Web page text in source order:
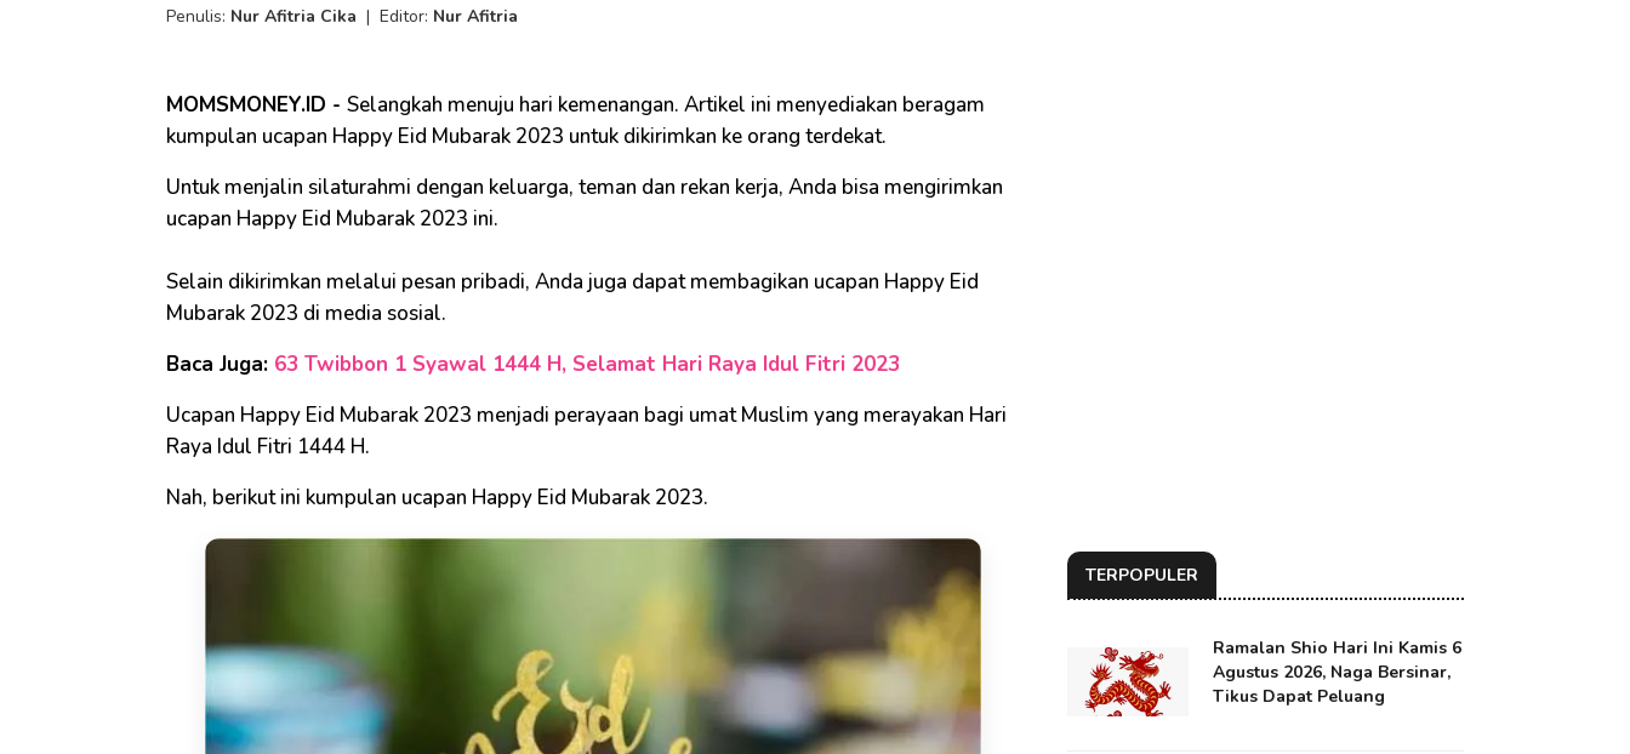
Penulis: Nur Afitria Cika | Editor: Nur Afitria
MOMSMONEY.ID - Selangkah menuju hari kemenangan. Artikel ini menyediakan beragam
kumpulan ucapan Happy Eid Mubarak 2023 untuk dikirimkan ke orang terdekat.
Untuk menjalin silaturahmi dengan keluarga, teman dan rekan kerja, Anda bisa mengirimkan
ucapan Happy Eid Mubarak 2023 ini.
Selain dikirimkan melalui pesan pribadi, Anda juga dapat membagikan ucapan Happy Eid
Mubarak 2023 di media sosial.
Baca Juga: 63 Twibbon 1 Syawal 1444 H, Selamat Hari Raya Idul Fitri 2023
Ucapan Happy Eid Mubarak 2023 menjadi perayaan bagi umat Muslim yang merayakan Hari
Raya Idul Fitri 1444 H.
Nah, berikut ini kumpulan ucapan Happy Eid Mubarak 2023.
TERPOPULER
Ramalan Shio Hari Ini Kamis 6
Agustus 2026, Naga Bersinar,
Tikus Dapat Peluang